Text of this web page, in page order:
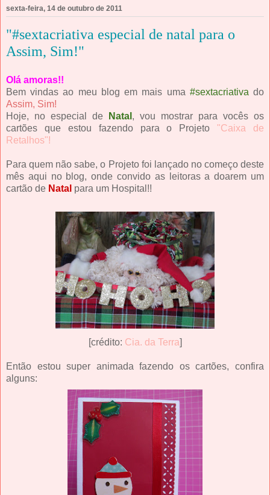
sexta-feira, 14 de outubro de 2011
"#sextacriativa especial de natal para o
Assim, Sim!"
Olá amoras!!
Bem vindas ao meu blog em mais uma #sextacriativa do
Assim, Sim!
Hoje, no especial de Natal , vou mostrar para vocês os
cartões que estou fazendo para o Projeto "Caixa de
Retalhos"!
Para quem não sabe, o Projeto foi lançado no começo deste
mês aqui no blog, onde convido as leitoras a doarem um
cartão de Natal para um Hospital!!
[crédito: Cia. da Terra]
Então estou super animada fazendo os cartões, confira
alguns: